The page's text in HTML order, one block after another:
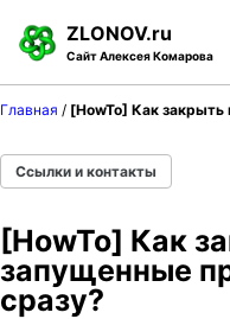
p
o
p
m
a
p
o
c
t
e
p
o
f
t
e
ZLONOV.ru
Сайт Алексея Комарова
Главная / [HowTo] Как закрыть
Ссылки и контакты
[HowTo] Как
запущенные
cразу?